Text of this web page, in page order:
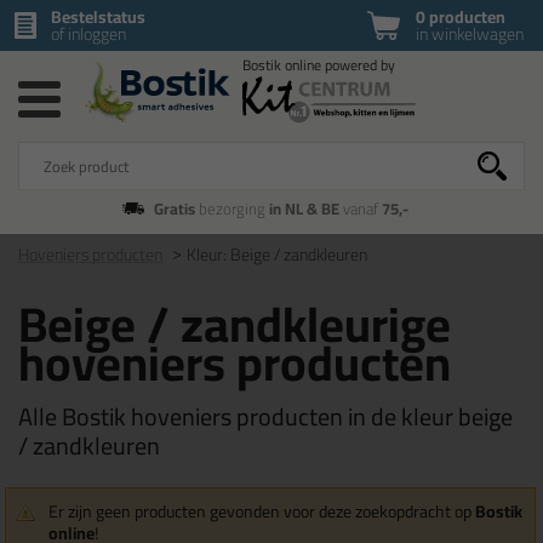
0 producten
in winkelwagen
Bestelstatus
of inloggen
Gratisbezorging in NL & BEvanaf75,-
Kleur: Beige / zandkleuren
Beige / zandkleurige
hoveniers producten
Alle Bostik hoveniers producten in de kleur beige
/ zandkleuren
Er zijn geen producten gevonden voor deze zoekopdracht opBostik
online!